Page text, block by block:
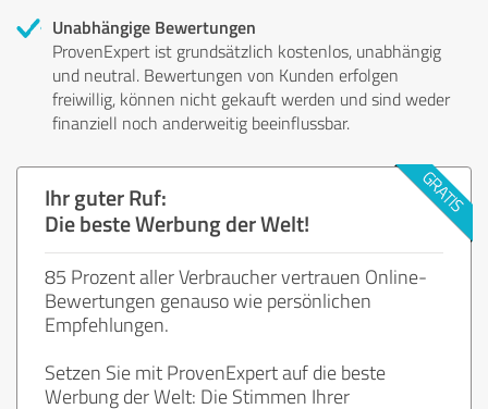
Unabhängige Bewertungen
ProvenExpert ist grundsätzlich kostenlos, unabhängig
und neutral. Bewertungen von Kunden erfolgen
freiwillig, können nicht gekauft werden und sind weder
finanziell noch anderweitig beeinflussbar.
Ihr guter Ruf:
Die beste Werbung der Welt!
85 Prozent aller Verbraucher vertrauen Online-
Bewertungen genauso wie persönlichen
Empfehlungen.
Setzen Sie mit ProvenExpert auf die beste
Werbung der Welt: Die Stimmen Ihrer